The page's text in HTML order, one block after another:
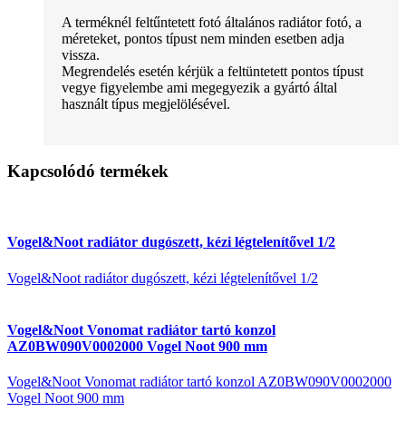
A terméknél feltűntetett fotó általános radiátor fotó, a
méreteket, pontos típust nem minden esetben adja
vissza.
Megrendelés esetén kérjük a feltüntetett pontos típust
vegye figyelembe ami megegyezik a gyártó által
használt típus megjelölésével.
Kapcsolódó termékek
Vogel&Noot radiátor dugószett, kézi légtelenítővel 1/2
Vogel&Noot radiátor dugószett, kézi légtelenítővel 1/2
Vogel&Noot Vonomat radiátor tartó konzol
AZ0BW090V0002000 Vogel Noot 900 mm
Vogel&Noot Vonomat radiátor tartó konzol AZ0BW090V0002000
Vogel Noot 900 mm